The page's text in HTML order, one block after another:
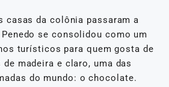
casas da colônia passaram a
se consolidou como um
turísticos para quem gosta de
madeira e claro, uma das
do mundo: o chocolate.